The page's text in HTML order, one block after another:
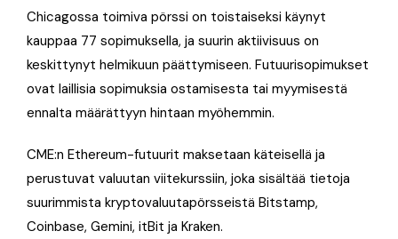
Chicagossa toimiva pörssi on toistaiseksi käynyt
kauppaa 77 sopimuksella, ja suurin aktiivisuus on
keskittynyt helmikuun päättymiseen. Futuurisopimukset
ovat laillisia sopimuksia ostamisesta tai myymisestä
ennalta määrättyyn hintaan myöhemmin.
CME:n Ethereum-futuurit maksetaan käteisellä ja
perustuvat valuutan viitekurssiin, joka sisältää tietoja
suurimmista kryptovaluutapörsseistä Bitstamp,
Coinbase, Gemini, itBit ja Kraken.